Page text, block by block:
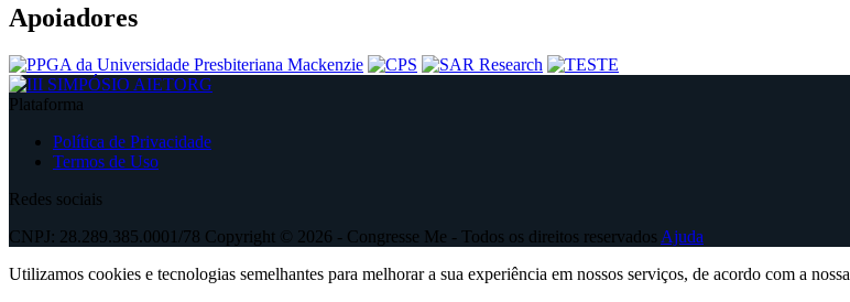
Apoiadores
Plataforma
Política de Privacidade
Termos de Uso
Redes sociais
CNPJ: 28.289.385.0001/78 Copyright © 2026 - Congresse Me - Todos os direitos reservados Ajuda
Utilizamos cookies e tecnologias semelhantes para melhorar a sua experiência em nossos serviços, de acordo com a nossa